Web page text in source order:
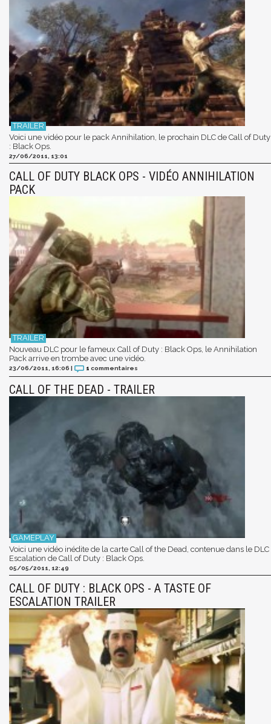
Voici une vidéo pour le pack Annihilation, le prochain DLC de Call of Duty
: Black Ops.
27/06/2011, 13:01
CALL OF DUTY BLACK OPS - VIDÉO ANNIHILATION
PACK
Nouveau DLC pour le fameux Call of Duty : Black Ops, le Annihilation
Pack arrive en trombe avec une vidéo.
23/06/2011, 16:06 | 1 commentaires
CALL OF THE DEAD - TRAILER
Voici une vidéo inédite de la carte Call of the Dead, contenue dans le DLC
Escalation de Call of Duty : Black Ops.
05/05/2011, 12:49
CALL OF DUTY : BLACK OPS - A TASTE OF
ESCALATION TRAILER